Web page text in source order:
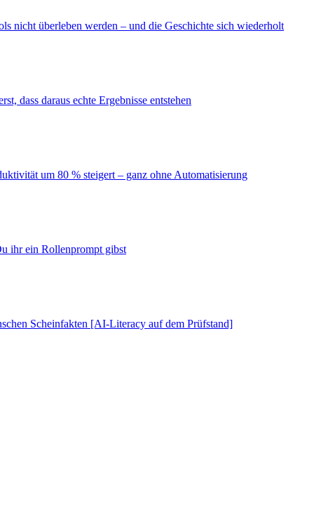
nicht überleben werden – und die Geschichte sich wiederholt
dass daraus echte Ergebnisse entstehen
um 80 % steigert – ganz ohne Automatisierung
ihr ein Rollenprompt gibst
Scheinfakten [AI-Literacy auf dem Prüfstand]